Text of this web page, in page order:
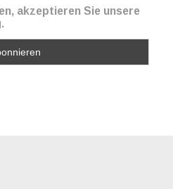
akzeptieren Sie unsere